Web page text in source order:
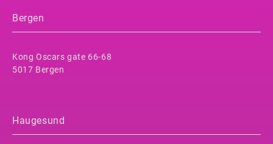
Bergen
Kong Oscars gate 66-68
5017 Bergen
Haugesund